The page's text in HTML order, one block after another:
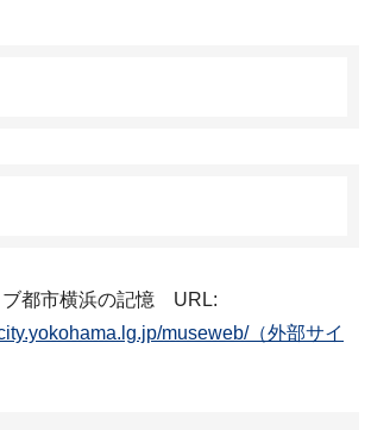
ブ都市横浜の記憶 URL:
museweb/（外部サイ